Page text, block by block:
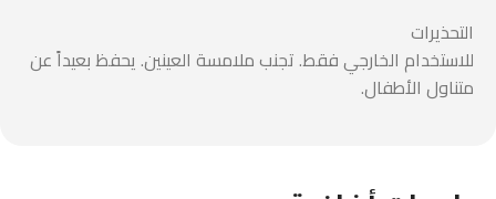
التحذيرات
للاستخدام الخارجي فقط. تجنب ملامسة العينين. يحفظ بعيداً عن
متناول الأطفال.